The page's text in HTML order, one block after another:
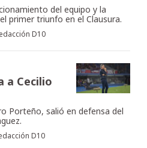
del equipo y la
primer triunfo en el Clausura.
D10
a Cecilio
Porteño, salió en defensa del
D10